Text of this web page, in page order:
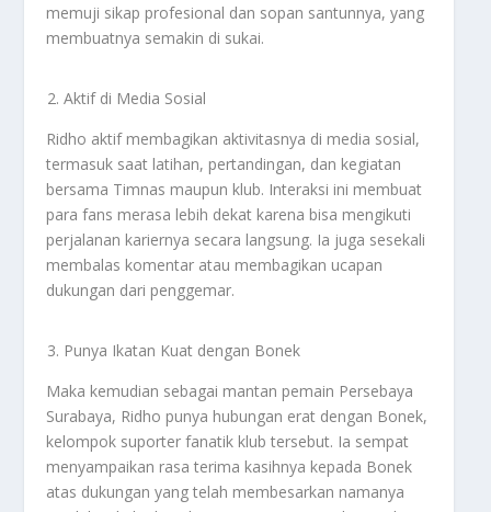
memuji sikap profesional dan sopan santunnya, yang
membuatnya semakin di sukai.
Aktif di Media Sosial
Ridho aktif membagikan aktivitasnya di media sosial,
termasuk saat latihan, pertandingan, dan kegiatan
bersama Timnas maupun klub. Interaksi ini membuat
para fans merasa lebih dekat karena bisa mengikuti
perjalanan kariernya secara langsung. Ia juga sesekali
membalas komentar atau membagikan ucapan
dukungan dari penggemar.
Punya Ikatan Kuat dengan Bonek
Maka kemudian sebagai mantan pemain Persebaya
Surabaya, Ridho punya hubungan erat dengan Bonek,
kelompok suporter fanatik klub tersebut. Ia sempat
menyampaikan rasa terima kasihnya kepada Bonek
atas dukungan yang telah membesarkan namanya